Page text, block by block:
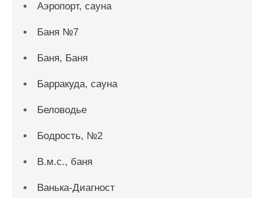
Аэропорт, сауна
Баня №7
Баня, Баня
Барракуда, сауна
Беловодье
Бодрость, №2
В.м.с., баня
Ванька-Диагност